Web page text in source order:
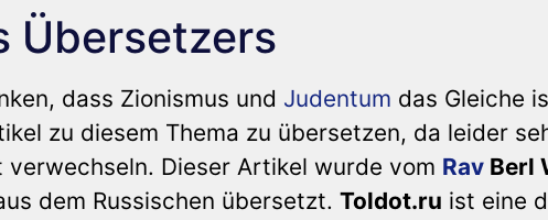
Übersetzers
dass Zionismus und Judentum das Gleiche
zu diesem Thema zu übersetzen, da leider
Dieser Artikel wurde vom Rav Berl
dem Russischen übersetzt. Toldot.ru ist eine